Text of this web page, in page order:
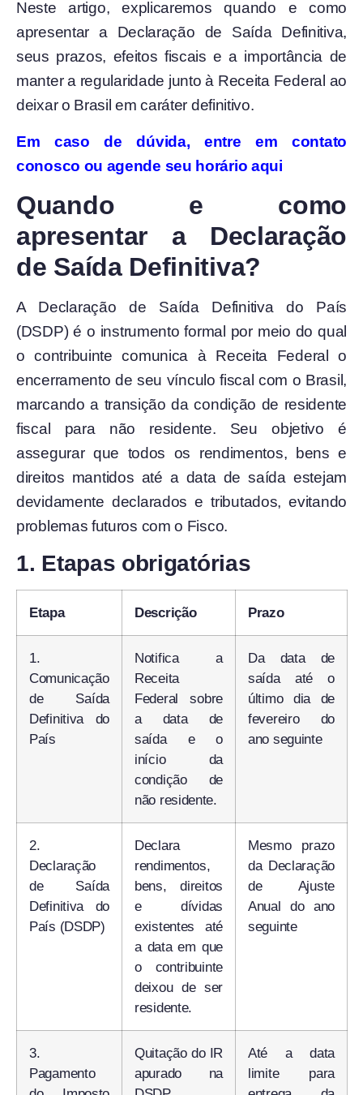
Neste artigo, explicaremos quando e como
apresentar a Declaração de Saída Definitiva,
seus prazos, efeitos fiscais e a importância de
manter a regularidade junto à Receita Federal ao
deixar o Brasil em caráter definitivo.
Em caso de dúvida, entre em contato
conosco ou agende seu horário aqui
Quando e como
apresentar a Declaração
de Saída Definitiva?
A Declaração de Saída Definitiva do País
(DSDP) é o instrumento formal por meio do qual
o contribuinte comunica à Receita Federal o
encerramento de seu vínculo fiscal com o Brasil,
marcando a transição da condição de residente
fiscal para não residente. Seu objetivo é
assegurar que todos os rendimentos, bens e
direitos mantidos até a data de saída estejam
devidamente declarados e tributados, evitando
problemas futuros com o Fisco.
1. Etapas obrigatórias
Etapa Descrição Prazo
1.
Comunicação
de Saída
Definitiva do
País
Notifica a
Receita
Federal sobre
a data de
saída e o
início da
condição de
não residente.
Da data de
saída até o
último dia de
fevereiro do
ano seguinte
2.
Declaração
de Saída
Definitiva do
País (DSDP)
Declara
rendimentos,
bens, direitos
e dívidas
existentes até
a data em que
o contribuinte
deixou de ser
residente.
Mesmo prazo
da Declaração
de Ajuste
Anual do ano
seguinte
3.
Pagamento
Quitação do IR
apurado na
Até a data
limite para